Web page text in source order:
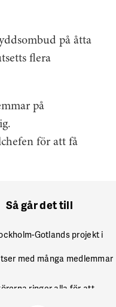
på åtta
flera
på
för att få
Så går det till
Gotlands projekt i
med många medlemmar
ringer alla för att